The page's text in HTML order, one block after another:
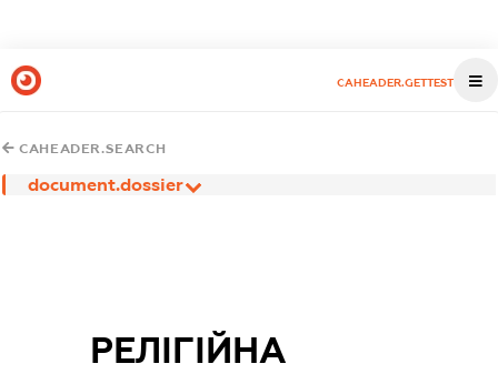
CAHEADER.GETTEST
CAHEADER.SEARCH
document.dossier
РЕЛІГІЙНА